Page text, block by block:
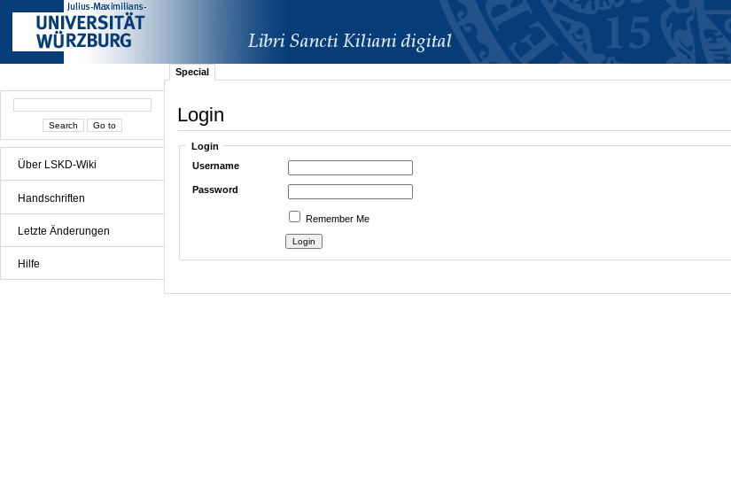
Über LSKD-Wiki
Handschriften
Letzte Änderungen
Hilfe
Special
Login
Login
Username
Password
Remember Me